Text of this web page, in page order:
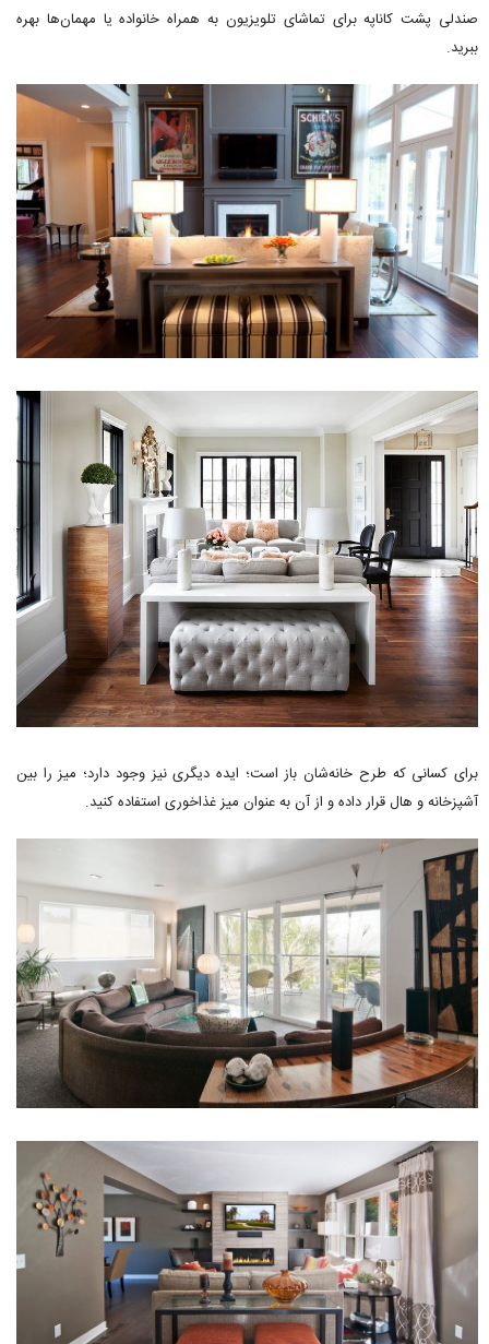
صندلی پشت کاناپه برای تماشای تلویزیون به همراه خانواده یا مهمان‌ها بهره
ببرید.
برای کسانی که طرح خانه‌شان باز است؛ ایده دیگری نیز وجود دارد؛ میز را بین
آشپزخانه و هال قرار داده و از آن به عنوان میز غذاخوری استفاده کنید.